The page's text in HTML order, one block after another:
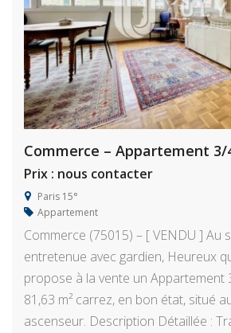
Prix : nous contacter
Paris 15°
Appartement
Commerce (75015) – [ VENDU ] Au
entretenue avec gardien, Heureux
propose à la vente un Appartement
81,63 m² carrez, en bon état, situé
ascenseur. Description Détaillée :